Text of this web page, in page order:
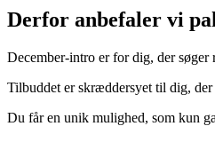
Derfor anbefaler vi
December-intro er for dig, der
Tilbuddet er skræddersyet til dig,
Du får en unik mulighed, som kun